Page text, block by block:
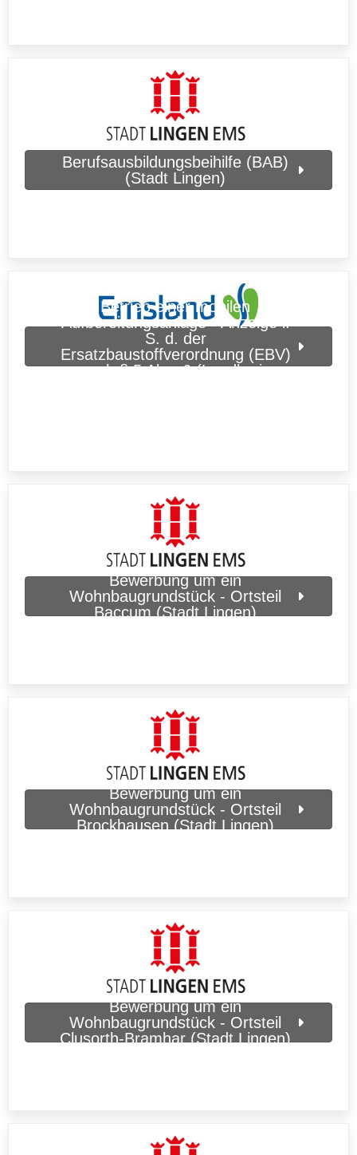
Berufsausbildungsbeihilfe (BAB)
(Stadt Lingen)
Betrieb einer mobilen
Aufbereitungsanlage - Anzeige i.
S. d. der
Ersatzbaustoffverordnung (EBV)
nach § 5 Abs. 6 (Landkreis
Bewerbung um ein
Wohnbaugrundstück - Ortsteil
Baccum (Stadt Lingen)
Bewerbung um ein
Wohnbaugrundstück - Ortsteil
Brockhausen (Stadt Lingen)
Bewerbung um ein
Wohnbaugrundstück - Ortsteil
Clusorth-Bramhar (Stadt Lingen)